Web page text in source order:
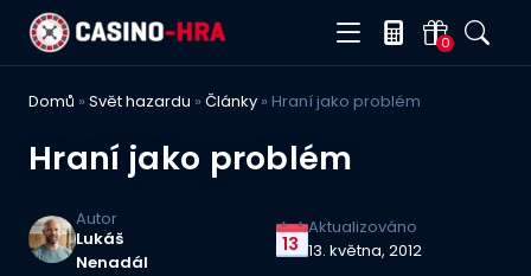
0
Domů » Svět hazardu » Články » Hraní jako problém
Hraní jako problém
Autor
Lukáš
Nenadál
13
Aktualizováno
13. května, 2012